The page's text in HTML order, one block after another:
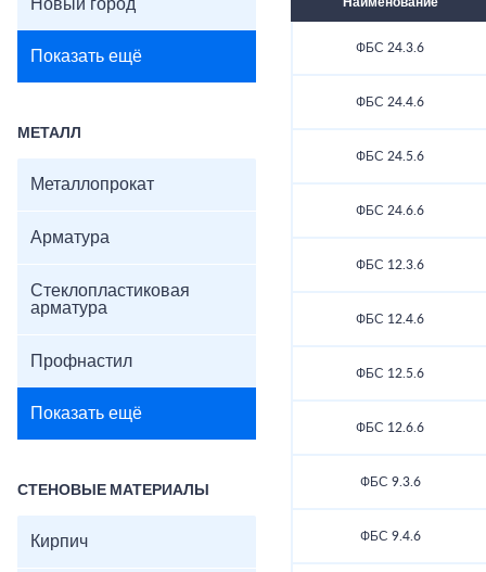
Новый город
Показать ещё
МЕТАЛЛ
Металлопрокат
Арматура
Стеклопластиковая
арматура
Профнастил
Показать ещё
СТЕНОВЫЕ МАТЕРИАЛЫ
Кирпич
ФБС 24.3.6
ФБС 24.4.6
ФБС 24.5.6
ФБС 24.6.6
ФБС 12.3.6
ФБС 12.4.6
ФБС 12.5.6
ФБС 12.6.6
ФБС 9.3.6
ФБС 9.4.6